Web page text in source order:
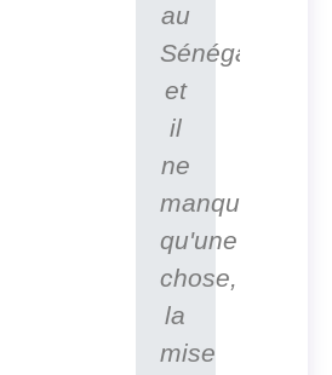
au
Sénégal
et
il
ne
manque
qu'une
chose,
la
mise